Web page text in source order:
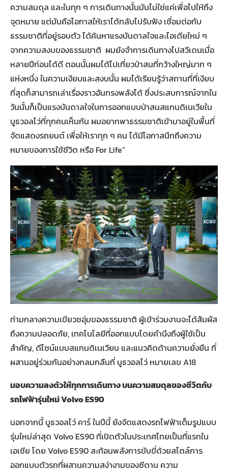
ความสมดุล และในทุก ๆ การเดินทางนั้นมันไม่ใช่แค่เพื่อไปให้ถึง
จุดหมาย แต่มันคือโอกาสให้เราได้กลับไปรับฟัง เชื่อมต่อกับ
ธรรมชาติที่อยู่รอบตัว ได้ค้นหาแรงบันดาลใจและไอเดียใหม่ ๆ
จากความสงบของธรรมชาติ ผมยังจำการเดินทางไปสวีเดนเมื่อ
หลายปีก่อนได้ดี ตอนนั้นผมได้ไปเที่ยวป่าสนที่กว้างใหญ่มาก ๆ
แห่งหนึ่ง ในความเงียบและสงบนั้น ผมได้เรียนรู้ว่าสถานที่ที่เงียบ
ที่สุดก็สามารถเล่าเรื่องราวอันทรงพลังได้ ซึ่งประสบการณ์จากใน
วันนั้นก็เป็นแรงบันดาลใจในการออกแบบป่าสนสแกนดิเนเวียใน
บูธวอลโว่ที่ทุกคนเห็นกัน ผมอยากพาธรรมชาติเข้ามาอยู่ในพื้นที่
จัดแสดงรถยนต์ เพื่อให้เราทุก ๆ คน ได้มีโอกาสนึกถึงความ
หมายของการใช้ชีวิต หรือ For Life”
ท่ามกลางความเขียวชอุ่มของธรรมชาติ ผู้เข้าร่วมงานจะได้สัมผัส
ถึงความปลอดภัย, เทคโนโลยีที่ออกแบบโดยคำนึงถึงผู้ใช้เป็น
สำคัญ, ดีไซน์แบบสแกนดิเนเวียน และแนวคิดด้านความยั่งยืน ที่
ผสานอยู่ร่วมกันอย่างกลมกลืนที่ บูธวอลโว่ หมายเลข A18
มอบความลงตัวให้ทุกการเดินทาง บนความสมดุลของชีวิตกับ
รถไฟฟ้ารุ่นใหม่ Volvo ES90
นอกจากนี้ บูธวอลโว่ คาร์ ในปีนี้ ยังจัดแสดงรถไฟฟ้าเต็มรูปแบบ
รุ่นใหม่ล่าสุด Volvo ES90 ที่เปิดตัวในประเทศไทยเป็นที่แรกใน
เอเชีย โดย Volvo ES90 สะท้อนพลังการขับขี่ด้วยสไตล์การ
ออกแบบตัวรถที่ผสานความสง่างามของซีดาน ความ